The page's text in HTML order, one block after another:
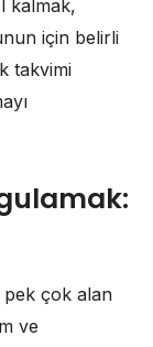
kalmak,
için belirli
takvimi
pek çok alan
ve